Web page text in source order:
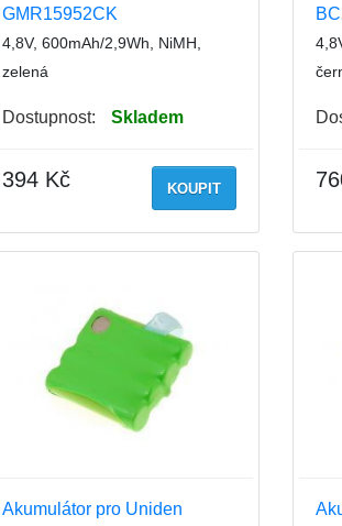
GMR15952CK
4,8V, 600mAh/2,9Wh, NiMH,
zelená
Dostupnost: Skladem
KOUPIT
394 Kč
Akumulátor pro Uniden